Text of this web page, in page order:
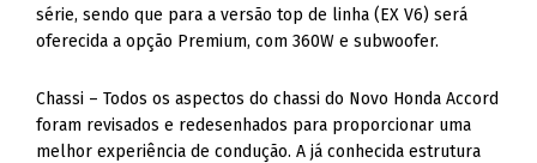
série, sendo que para a versão top de linha (EX V6) será
oferecida a opção Premium, com 360W e subwoofer.
Chassi – Todos os aspectos do chassi do Novo Honda Accord
foram revisados e redesenhados para proporcionar uma
melhor experiência de condução. A já conhecida estrutura